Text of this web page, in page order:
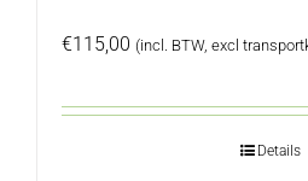
€115,00 (incl. BTW, excl
Details